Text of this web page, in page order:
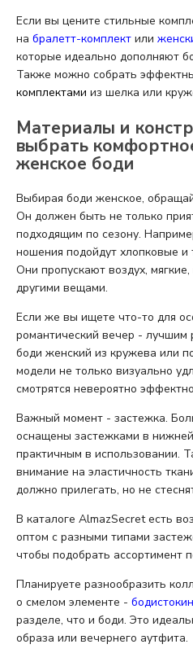
Если вы цените стильные
на бралетт-комплект или
которые идеально дополняют
Также можно собрать
комплектами из шелка или
Материалы и
выбрать
женское боди
Выбирая боди женское,
Он должен быть не только
подходящим по сезону.
ношения подойдут хлопковые
Они пропускают воздух,
другими вещами.
Если же вы ищете что-то для
романтический вечер - лучшим
боди женский из кружева или
модели не только визуально
смотрятся невероятно
Важный момент - застежка.
оснащены застежками в
практичным в использовании.
внимание на эластичность
должно прилегать, но не
В каталоге AlmazSecret есть
оптом с разными типами
чтобы подобрать ассортимент
Планируете разнообразить
о смелом элементе -
разделе, что и боди. Это
образа или вечернего аутфита.